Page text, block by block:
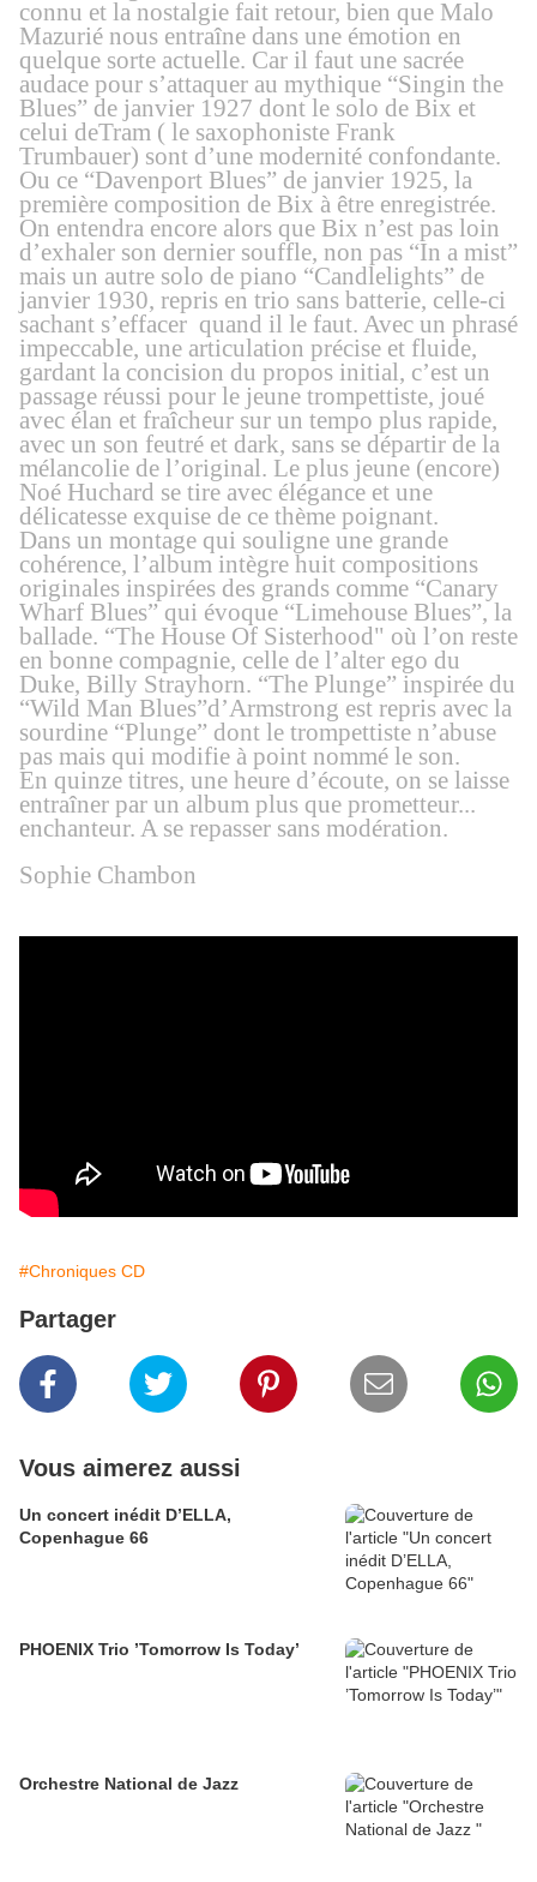
connu et la nostalgie fait retour, bien que Malo
Mazurié nous entraîne dans une émotion en
quelque sorte actuelle. Car il faut une sacrée
audace pour s’attaquer au mythique “Singin the
Blues” de janvier 1927 dont le solo de Bix et
celui deTram ( le saxophoniste Frank
Trumbauer) sont d’une modernité confondante.
Ou ce “Davenport Blues” de janvier 1925, la
première composition de Bix à être enregistrée.
On entendra encore alors que Bix n’est pas loin
d’exhaler son dernier souffle, non pas “In a mist”
mais un autre solo de piano “Candlelights” de
janvier 1930, repris en trio sans batterie, celle-ci
sachant s’effacer quand il le faut. Avec un phrasé
impeccable, une articulation précise et fluide,
gardant la concision du propos initial, c’est un
passage réussi pour le jeune trompettiste, joué
avec élan et fraîcheur sur un tempo plus rapide,
avec un son feutré et dark, sans se départir de la
mélancolie de l’original. Le plus jeune (encore)
Noé Huchard se tire avec élégance et une
délicatesse exquise de ce thème poignant.
Dans un montage qui souligne une grande
cohérence, l’album intègre huit compositions
originales inspirées des grands comme “Canary
Wharf Blues” qui évoque “Limehouse Blues”, la
ballade. “The House Of Sisterhood" où l’on reste
en bonne compagnie, celle de l’alter ego du
Duke, Billy Strayhorn. “The Plunge” inspirée du
“Wild Man Blues”d’Armstrong est repris avec la
sourdine “Plunge” dont le trompettiste n’abuse
pas mais qui modifie à point nommé le son.
En quinze titres, une heure d’écoute, on se laisse
entraîner par un album plus que prometteur...
enchanteur. A se repasser sans modération.
Sophie Chambon
#Chroniques CD
Partager
Vous aimerez aussi
Un concert inédit D’ELLA,
Copenhague 66
PHOENIX Trio ’Tomorrow Is Today’
Orchestre National de Jazz